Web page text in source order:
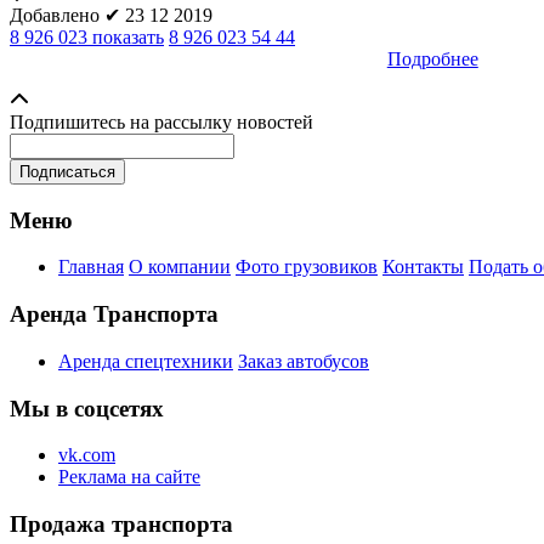
Добавлено ✔ 23 12 2019
8 926 023 показать 8 926 023 54 44
Подробнее
Подпишитесь на рассылку новостей
Меню
Главная О компании Фото грузовиков Контакты Подать
Аренда Транспорта
Аренда спецтехники Заказ автобусов
Мы в соцсетях
vk.com
Реклама на сайте
Продажа транспорта